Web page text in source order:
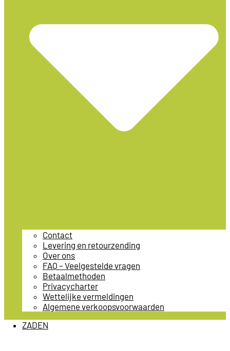
Contact
Levering en retourzending
Over ons
FAQ – Veelgestelde vragen
Betaalmethoden
Privacycharter
Wettelijke vermeldingen
Algemene verkoopsvoorwaarden
ZADEN